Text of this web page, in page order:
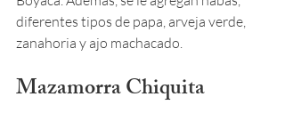
diferentes tipos de papa, arveja verde,
zanahoria y ajo machacado.
Mazamorra Chiquita